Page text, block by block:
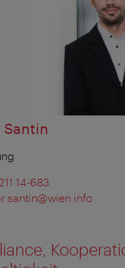
Santin
14-683